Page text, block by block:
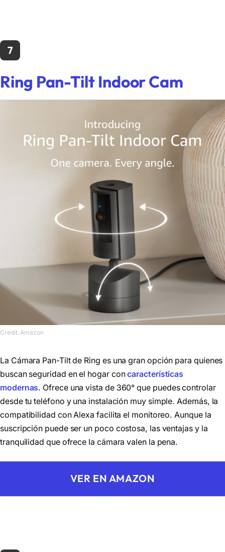
7
Ring Pan-Tilt Indoor Cam
Credit: Amazon
La Cámara Pan-Tilt de Ring es una gran opción para quienes
buscan seguridad en el hogar concaracterísticas
modernas. Ofrece una vista de 360° que puedes controlar
desde tu teléfono y una instalación muy simple. Además, la
compatibilidad con Alexa facilita el monitoreo. Aunque la
suscripción puede ser un poco costosa, las ventajas y la
tranquilidad que ofrece la cámara valen la pena.
VER EN AMAZON